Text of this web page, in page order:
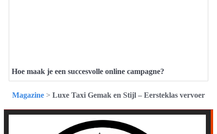
Hoe maak je een succesvolle online campagne?
Magazine > Luxe Taxi Gemak en Stijl – Eersteklas vervoer